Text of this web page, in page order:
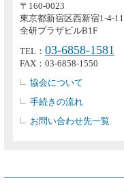
〒160-0023
東京都新宿区西新宿1-4-11
全研プラザビルB1F
TEL：03-6858-1581
FAX：03-6858-1550
協会について
手続きの流れ
お問い合わせ先一覧